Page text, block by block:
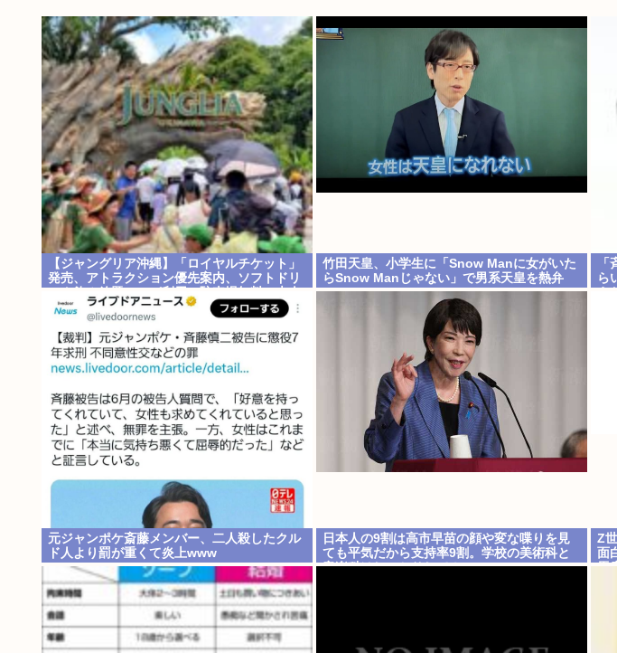
【ジャングリア沖縄】「ロイヤルチケット」
発売、アトラクション優先案内、ソフトドリ
ンク飲み放題、スパ利用、駐車場無料…大人
29700円
竹田天皇、小学生に「Snow Manに女がいた
らSnow Manじゃない」で男系天皇を熱弁
www
ら
元ジャンポケ斎藤メンバー、二人殺したクル
ド人より罰が重くて炎上www
日本人の9割は高市早苗の顔や変な喋りを見
ても平気だから支持率9割。学校の美術科と
音楽科はしっかりして！
Z
面
馬